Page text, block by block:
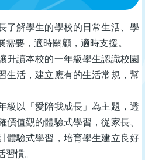
了解學生的學校的日常生活、學
要，適時關顧，適時支援。
升讀本校的一年級學生認識校園
生活，建立應有的生活常規，幫
級以「愛陪我成長」為主題，透
價值觀的體驗式學習，從家長、
體驗式學習，培育學生建立良好
習慣。